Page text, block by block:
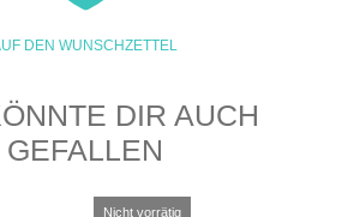
DEN WUNSCHZETTEL
DIR AUCH
GEFALLEN